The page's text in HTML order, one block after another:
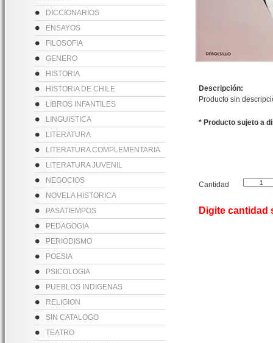
DICCIONARIOS
ENSAYOS
FILOSOFIA
GENERO
HISTORIA
HISTORIA DE CHILE
LIBROS INFANTILES
LINGUISTICA
LITERATURA
LITERATURA COMPLEMENTARIA
LITERATURA JUVENIL
NEGOCIOS
NOVELA HISTORICA
PASATIEMPOS
PEDAGOGIA
PERIODISMO
POESIA
PSICOLOGIA
PUEBLOS INDIGENAS
RELIGION
SIN CATALOGO
TEATRO
Descripción:
Producto sin
* Producto sujeto a
Cantidad
Digite